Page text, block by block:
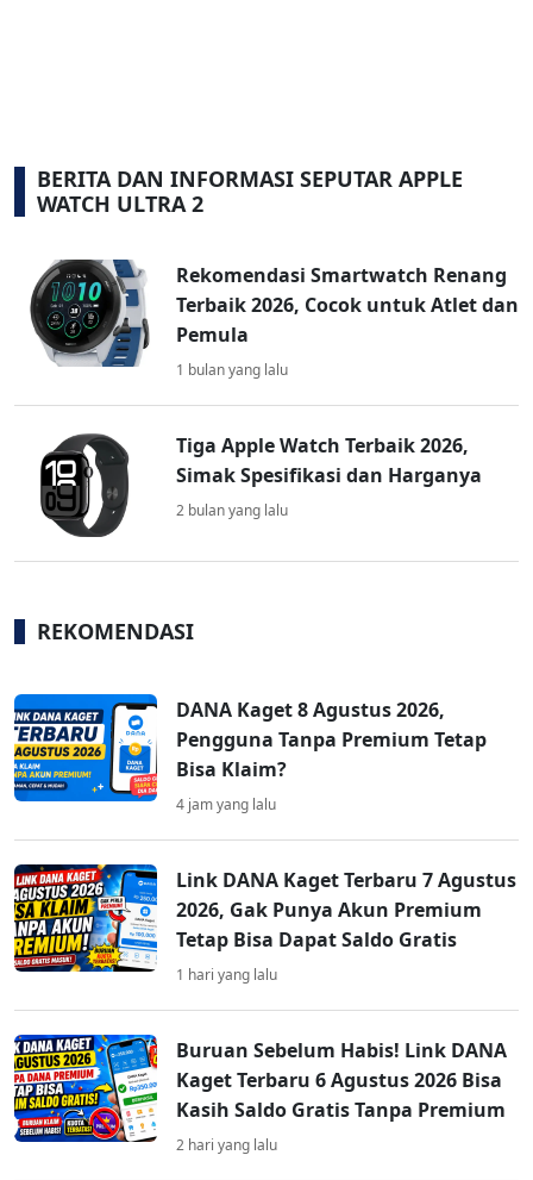
BERITA DAN INFORMASI SEPUTAR APPLE
WATCH ULTRA 2
Rekomendasi Smartwatch Renang
Terbaik 2026, Cocok untuk Atlet dan
Pemula
1 bulan yang lalu
Tiga Apple Watch Terbaik 2026,
Simak Spesifikasi dan Harganya
2 bulan yang lalu
REKOMENDASI
DANA Kaget 8 Agustus 2026,
Pengguna Tanpa Premium Tetap
Bisa Klaim?
4 jam yang lalu
Link DANA Kaget Terbaru 7 Agustus
2026, Gak Punya Akun Premium
Tetap Bisa Dapat Saldo Gratis
1 hari yang lalu
Buruan Sebelum Habis! Link DANA
Kaget Terbaru 6 Agustus 2026 Bisa
Kasih Saldo Gratis Tanpa Premium
2 hari yang lalu